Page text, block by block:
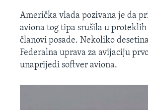
Američka vlada pozivana je da
aviona tog tipa srušila u
članovi posade. Nekoliko
Federalna uprava za avijaciju
unaprijedi softver aviona.